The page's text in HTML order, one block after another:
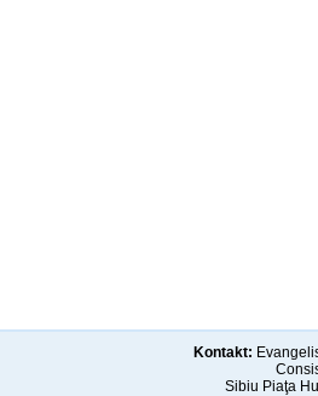
Kontakt:
Sibiu Piaţa